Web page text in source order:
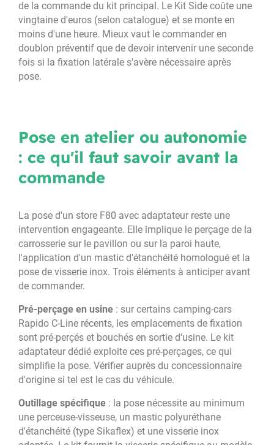
de la commande du kit principal. Le Kit Side coûte une
vingtaine d'euros (selon catalogue) et se monte en
moins d'une heure. Mieux vaut le commander en
doublon préventif que de devoir intervenir une seconde
fois si la fixation latérale s'avère nécessaire après
pose.
Pose en atelier ou autonomie
: ce qu'il faut savoir avant la
commande
La pose d'un store F80 avec adaptateur reste une
intervention engageante. Elle implique le perçage de la
carrosserie sur le pavillon ou sur la paroi haute,
l'application d'un mastic d'étanchéité homologué et la
pose de visserie inox. Trois éléments à anticiper avant
de commander.
Pré-perçage en usine : sur certains camping-cars
Rapido C-Line récents, les emplacements de fixation
sont pré-perçés et bouchés en sortie d'usine. Le kit
adaptateur dédié exploite ces pré-perçages, ce qui
simplifie la pose. Vérifier auprès du concessionnaire
d'origine si tel est le cas du véhicule.
Outillage spécifique : la pose nécessite au minimum
une perceuse-visseuse, un mastic polyuréthane
d'étanchéité (type Sikaflex) et une visserie inox